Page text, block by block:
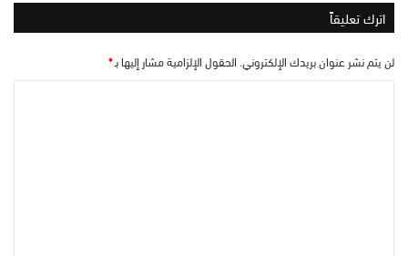
اترك تعليقاً
لن يتم نشر عنوان بريدك الإلكتروني. الحقول الإلزامية مشار إليها بـ*